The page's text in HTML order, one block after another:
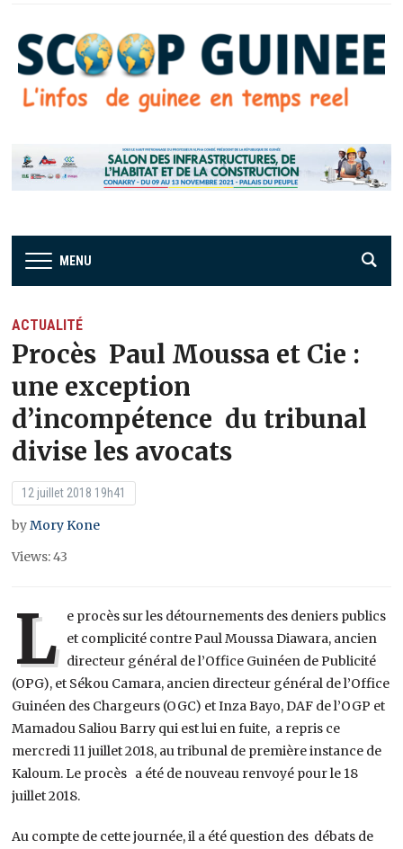
MENU
ACTUALITÉ
Procès Paul Moussa et Cie :
une exception
d’incompétence du tribunal
divise les avocats
12 juillet 2018 19h41
byMory Kone
Views: 43
L e procès sur les détournements des deniers publics
et complicité contre Paul Moussa Diawara, ancien
directeur général de l’Office Guinéen de Publicité
(OPG), et Sékou Camara, ancien directeur général de l’Office
Guinéen des Chargeurs (OGC) et Inza Bayo, DAF de l’OGP et
Mamadou Saliou Barry qui est lui en fuite, a repris ce
mercredi 11 juillet 2018, au tribunal de première instance de
Kaloum. Le procès a été de nouveau renvoyé pour le 18
juillet 2018.
Au compte de cette journée, il a été question des débats de